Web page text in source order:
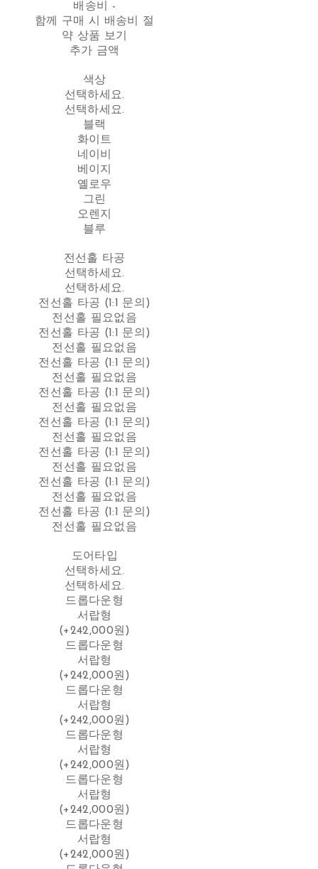
배송비 -
함께 구매 시 배송비 절
약 상품 보기
추가 금액
색상
선택하세요.
선택하세요.
블랙
화이트
네이비
베이지
옐로우
그린
오렌지
블루
전선홀 타공
선택하세요.
선택하세요.
전선홀 타공 (1:1 문의)
전선홀 필요없음
전선홀 타공 (1:1 문의)
전선홀 필요없음
전선홀 타공 (1:1 문의)
전선홀 필요없음
전선홀 타공 (1:1 문의)
전선홀 필요없음
전선홀 타공 (1:1 문의)
전선홀 필요없음
전선홀 타공 (1:1 문의)
전선홀 필요없음
전선홀 타공 (1:1 문의)
전선홀 필요없음
전선홀 타공 (1:1 문의)
전선홀 필요없음
도어타입
선택하세요.
선택하세요.
드롭다운형
서랍형
(+242,000원)
드롭다운형
서랍형
(+242,000원)
드롭다운형
서랍형
(+242,000원)
드롭다운형
서랍형
(+242,000원)
드롭다운형
서랍형
(+242,000원)
드롭다운형
서랍형
(+242,000원)